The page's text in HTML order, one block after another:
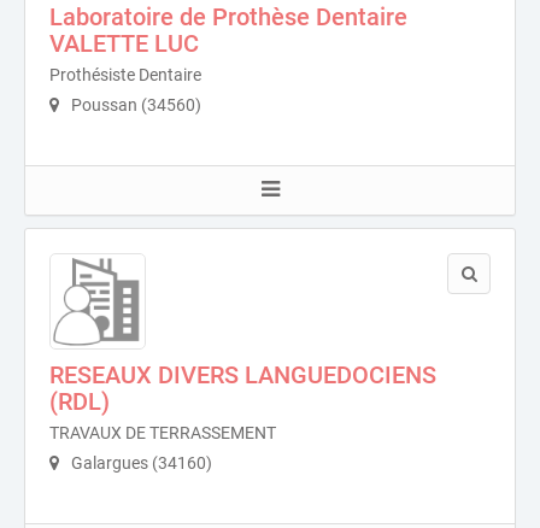
Laboratoire de Prothèse Dentaire
VALETTE LUC
Prothésiste Dentaire
Poussan (34560)
RESEAUX DIVERS LANGUEDOCIENS
(RDL)
TRAVAUX DE TERRASSEMENT
Galargues (34160)